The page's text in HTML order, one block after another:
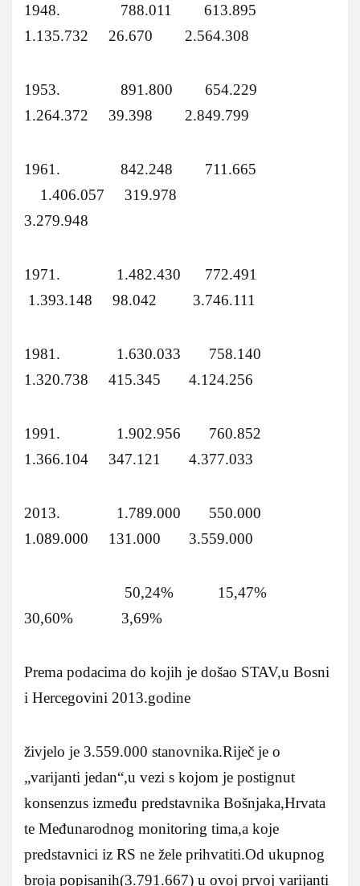
1948. 788.011 613.895
1.135.732 26.670 2.564.308
1953. 891.800 654.229
1.264.372 39.398 2.849.799
1961. 842.248 711.665
1.406.057 319.978
3.279.948
1971. 1.482.430 772.491
1.393.148 98.042 3.746.111
1981. 1.630.033 758.140
1.320.738 415.345 4.124.256
1991. 1.902.956 760.852
1.366.104 347.121 4.377.033
2013. 1.789.000 550.000
1.089.000 131.000 3.559.000
50,24% 15,47%
30,60% 3,69%
Prema podacima do kojih je došao STAV,u Bosni
i Hercegovini 2013.godine
živjelo je 3.559.000 stanovnika.Riječ je o
„varijanti jedan“,u vezi s kojom je postignut
konsenzus između predstavnika Bošnjaka,Hrvata
te Međunarodnog monitoring tima,a koje
predstavnici iz RS ne žele prihvatiti.Od ukupnog
broja popisanih(3.791.667) u ovoj prvoj varijanti